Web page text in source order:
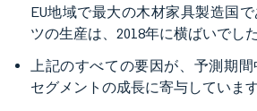
EU地域で最大の木材家具製造国
ツの生産は、2018年に横ばいでした
上記のすべての要因が、予測期
セグメントの成長に寄与しています